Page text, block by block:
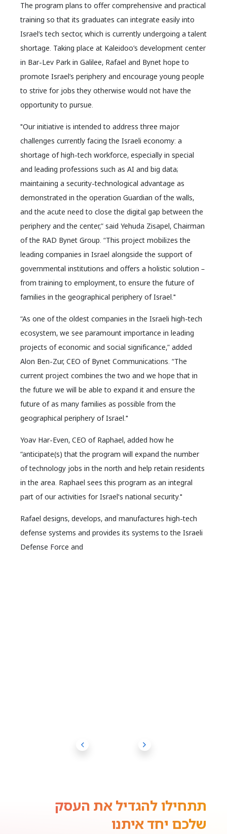
The program plans to offer comprehensive and practical
training so that its graduates can integrate easily into
Israel’s tech sector, which is currently undergoing a talent
shortage. Taking place at Kaleidoo’s development center
in Bar-Lev Park in Galilee, Rafael and Bynet hope to
promote Israel’s periphery and encourage young people
to strive for jobs they otherwise would not have the
opportunity to pursue.
"Our initiative is intended to address three major
challenges currently facing the Israeli economy: a
shortage of high-tech workforce, especially in special
and leading professions such as AI and big data;
maintaining a security-technological advantage as
demonstrated in the operation Guardian of the walls,
and the acute need to close the digital gap between the
periphery and the center,” said Yehuda Zisapel, Chairman
of the RAD Bynet Group. “This project mobilizes the
leading companies in Israel alongside the support of
governmental institutions and offers a holistic solution –
from training to employment, to ensure the future of
families in the geographical periphery of Israel."
“As one of the oldest companies in the Israeli high-tech
ecosystem, we see paramount importance in leading
projects of economic and social significance,” added
Alon Ben-Zur, CEO of Bynet Communications. “The
current project combines the two and we hope that in
the future we will be able to expand it and ensure the
future of as many families as possible from the
geographical periphery of Israel."
Yoav Har-Even, CEO of Raphael, added how he
“anticipate(s) that the program will expand the number
of technology jobs in the north and help retain residents
in the area. Raphael sees this program as an integral
part of our activities for Israel's national security."
Rafael designs, develops, and manufactures high-tech
defense systems and provides its systems to the Israeli
Defense Force and
תתחילו להגדיל את העסק
שלכם יחד איתנו